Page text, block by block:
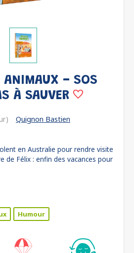
ANIMAUX - SOS
À SAUVER
Quignon Bastien
en Australie pour rendre visite
de Félix : enfin des vacances pour
Humour